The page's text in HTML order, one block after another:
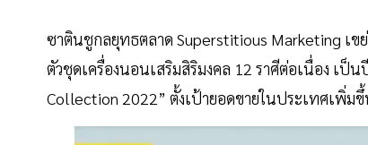
ซาตินชูกลยุทธตลาด Superstitious Marketing เข
ตัวชุดเครื่องนอนเสริมสิริมงคล 12 ราศีต่อเนื่อง เป็
Collection 2022” ตั้งเป้ายอดขายในประเทศเพิ่ม